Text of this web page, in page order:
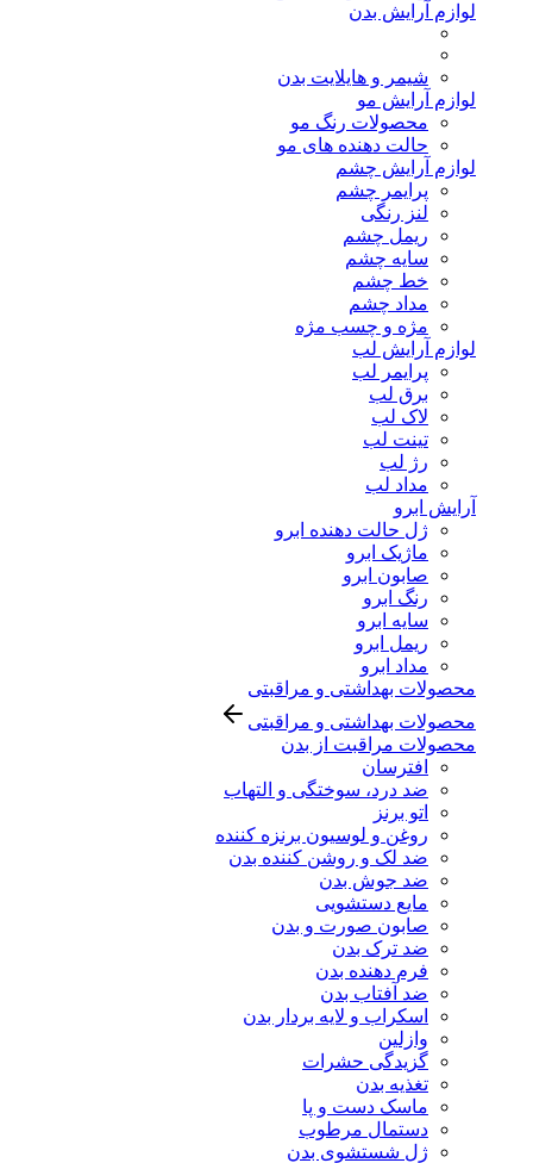
لوازم آرایش بدن
شیمر و هایلایت بدن
لوازم آرایش مو
محصولات رنگ مو
حالت دهنده های مو
لوازم آرایش چشم
پرایمر چشم
لنز رنگی
ریمل چشم
سایه چشم
خط چشم
مداد چشم
مژه و چسب مژه
لوازم آرایش لب
پرایمر لب
برق لب
لاک لب
تینت لب
رژ لب
مداد لب
آرایش ابرو
ژل حالت دهنده ابرو
ماژیک ابرو
صابون ابرو
رنگ ابرو
سایه ابرو
ریمل ابرو
مداد ابرو
محصولات بهداشتی و مراقبتی
محصولات بهداشتی و مراقبتی
محصولات مراقبت از بدن
افترسان
ضد درد، سوختگی و التهاب
اتو برنز
روغن و لوسیون برنزه کننده
ضد لک و روشن کننده بدن
ضد جوش بدن
مایع دستشویی
صابون صورت و بدن
ضد ترک بدن
فرم دهنده بدن
ضد آفتاب بدن
اسکراب و لایه بردار بدن
وازلین
گزیدگی حشرات
تغذیه بدن
ماسک دست و پا
دستمال مرطوب
ژل شستشوی بدن